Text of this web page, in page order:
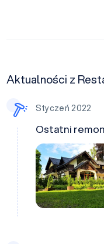
Aktualności z
Styczeń 2022
Ostatni